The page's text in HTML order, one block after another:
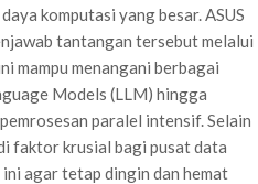
komputasi yang besar. ASUS
tantangan tersebut melalui
mampu menangani berbagai
Models (LLM) hingga
paralel intensif. Selain
faktor krusial bagi pusat data
ini agar tetap dingin dan hemat